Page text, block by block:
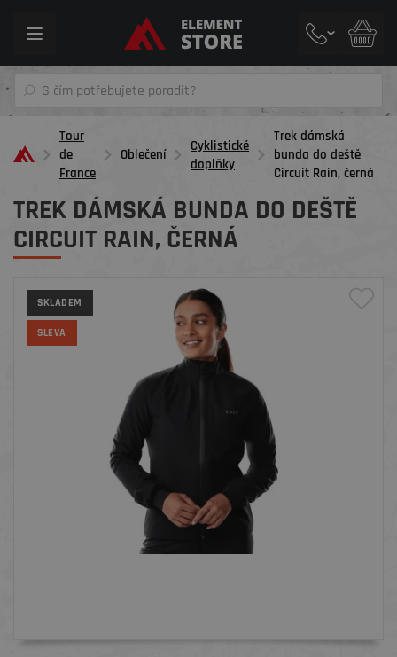
Toggle
Tour
de
France
Oblečení
Cyklistické
doplňky
Trek dámská
bunda do deště
Circuit Rain , černá
TREK DÁMSKÁ BUNDA DO DEŠTĚ
CIRCUIT RAIN , ČERNÁ
SKLADEM
SLEVA